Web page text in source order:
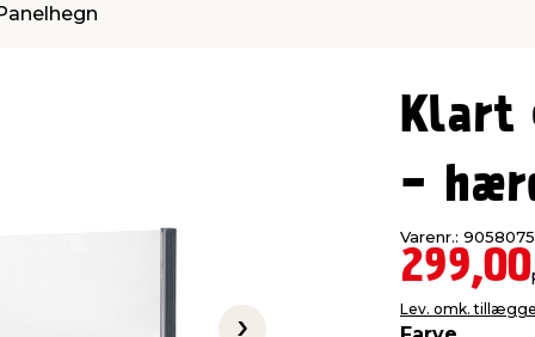
Klart
-
Varenr.: 9058075
299,00
Lev. omk.